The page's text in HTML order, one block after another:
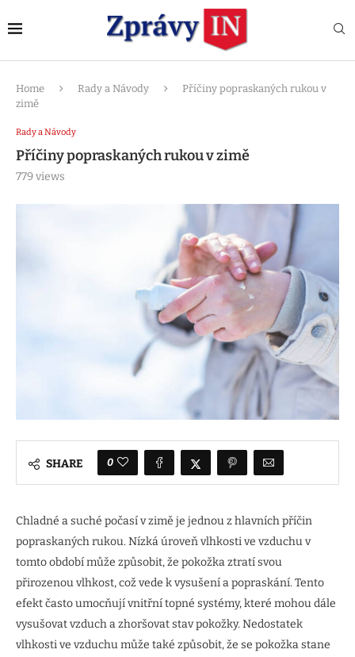
Home Rady a Návody
Příčiny popraskaných rukou v
zimě
Rady a Návody
Příčiny popraskaných rukou v zimě
779views
SHARE 0
Chladné a suché počasí v zimě je jednou z hlavních příčin
popraskaných rukou. Nízká úroveň vlhkosti ve vzduchu v
tomto období může způsobit, že pokožka ztratí svou
přirozenou vlhkost, což vede k vysušení a popraskání. Tento
efekt často umocňují vnitřní topné systémy, které mohou dále
vysušovat vzduch a zhoršovat stav pokožky. Nedostatek
vlhkosti ve vzduchu může také způsobit, že se pokožka stane